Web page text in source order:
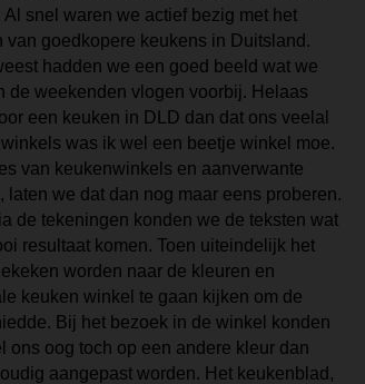
snel waren we actief bezig met het
goedkopere keukens in Duitsland.
hadden we een goed beeld wat we
weekenden vlogen voorbij. Helaas
een keuken in DLD dan dat ons veelal
was ik wel een beetje winkel moe.
van keukenwinkels en aanverwante
we dat dan nog maar eens proberen.
de tekeningen konden we de teksten wat
resultaat komen. Toen uiteindelijk het
worden naar de kleuren en
keuken winkel te gaan kijken om de
Bij het bezoek in de winkel konden
oog toch op een andere kleur dan
aangepast worden. Het keukenblad,